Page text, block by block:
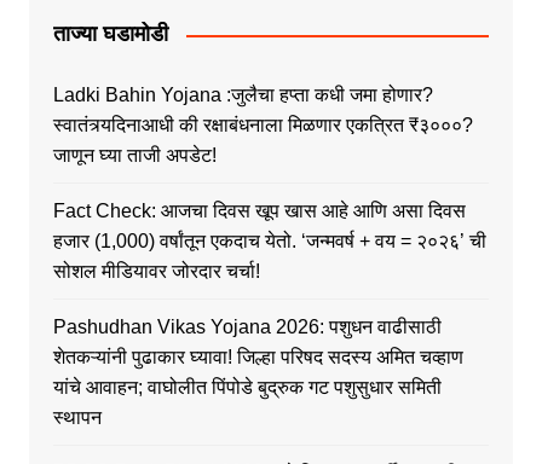
ताज्या घडामोडी
Ladki Bahin Yojana :जुलैचा हप्ता कधी जमा होणार?
स्वातंत्र्यदिनाआधी की रक्षाबंधनाला मिळणार एकत्रित ₹३०००?
जाणून घ्या ताजी अपडेट!
Fact Check: आजचा दिवस खूप खास आहे आणि असा दिवस
हजार (1,000) वर्षांतून एकदाच येतो. ‘जन्मवर्ष + वय = २०२६’ ची
सोशल मीडियावर जोरदार चर्चा!
Pashudhan Vikas Yojana 2026: पशुधन वाढीसाठी
शेतकऱ्यांनी पुढाकार घ्यावा! जिल्हा परिषद सदस्य अमित चव्हाण
यांचे आवाहन; वाघोलीत पिंपोडे बुद्रुक गट पशुसुधार समिती
स्थापन